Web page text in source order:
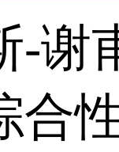
-谢
合